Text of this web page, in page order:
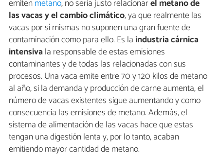
emitenmetano, no sería justo relacionarel metano de
las vacas y el cambio climático, ya que realmente las
vacas por sí mismas no suponen una gran fuente de
contaminación como para ello. Es la industria cárnica
intensivala responsable de estas emisiones
contaminantes y de todas las relacionadas con sus
procesos. Una vaca emite entre 70 y 120 kilos de metano
al año, si la demanda y producción de carne aumenta, el
número de vacas existentes sigue aumentando y como
consecuencia las emisiones de metano. Además, el
sistema de alimentación de las vacas hace que estas
tengan una digestión lenta y, por lo tanto, acaban
emitiendo mayor cantidad de metano.